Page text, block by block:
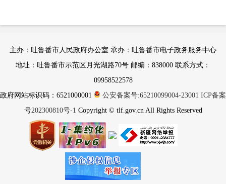
主办：吐鲁番市人民政府办公室 承办：吐鲁番市电子政务服务中心
地址：吐鲁番市示范区月光湖路70号 邮编：838000 联系方式：
09958522578
政府网站标识码：6521000001
公安备案号:65210099004-23001 ICP备案
号202300810号-1 Copyright © tlf.gov.cn All Rights Reserved